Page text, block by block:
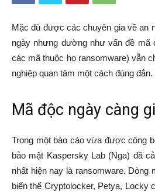
Mặc dù được các chuyên gia về an
ngày nhưng dường như vấn đề mã
các mã thuộc họ ransomware) vẫn
nghiệp quan tâm một cách đúng đắn.
Mã độc ngày càng
Trong một báo cáo vừa được công
bảo mật Kaspersky Lab (Nga) đã
nhất hiện nay là ransomware. Dòng
biến thể Cryptolocker, Petya, Locky